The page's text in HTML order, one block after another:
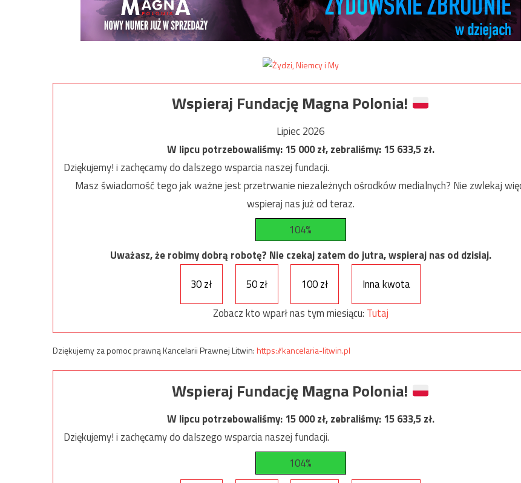
Wspieraj Fundację Magna Polonia!
Lipiec 2026
W lipcu potrzebowaliśmy:15 000zł, zebraliśmy:15 633,5zł.
Dziękujemy! i zachęcamy do dalszego wsparcia naszej fundacji.
Masz świadomość tego jak ważne jest przetrwanie niezależnych ośrodków medialnych? Nie zwlekaj
wspieraj nas już od teraz.
104%
Uważasz, że robimy dobrą robotę? Nie czekaj zatem do jutra, wspieraj nas od dzisiaj.
30 zł
50 zł 100 zł
Inna kwota
Zobacz kto wparł nas tym miesiącu: Tutaj
Dziękujemy za pomoc prawną Kancelarii Prawnej Litwin:https://kancelaria-litwin.pl
Wspieraj Fundację Magna Polonia!
W lipcu potrzebowaliśmy:15 000zł, zebraliśmy:15 633,5zł.
Dziękujemy! i zachęcamy do dalszego wsparcia naszej fundacji.
104%